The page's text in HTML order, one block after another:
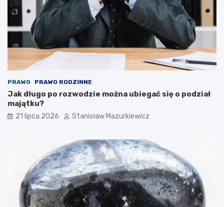
PRAWO PRAWO RODZINNE
Jak długo po rozwodzie można ubiegać się o podział
majątku?
21 lipca 2026 Stanisław Mazurkiewicz